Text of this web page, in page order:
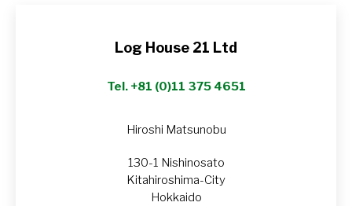
Log House 21 Ltd
Tel. +81 (0)11 375 4651
Hiroshi Matsunobu
130-1 Nishinosato
Kitahiroshima-City
Hokkaido